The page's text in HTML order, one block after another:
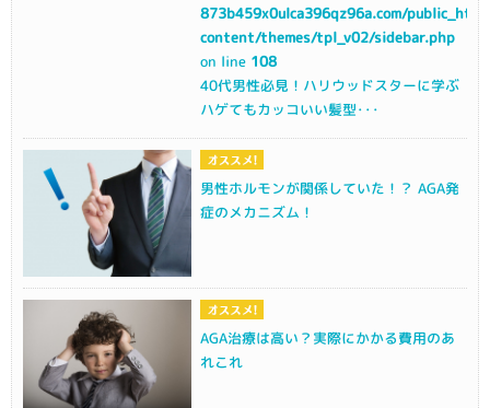
873b459x0ulca396qz96a.com/
content/themes/tpl_v02/sidebar.php
on line 108
40代男性必見！ハリウッドスターに学ぶ
ハゲてもカッコいい髪型･･･
男性ホルモンが関係していた！？ AGA発
症のメカニズム！
AGA治療は高い？実際にかかる費用のあ
れこれ